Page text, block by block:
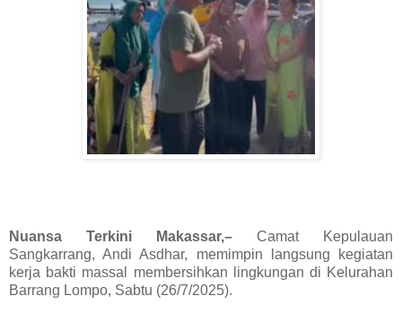
Nuansa Terkini Makassar,–
Camat Kepulauan
Sangkarrang,Andi Asdhar, memimpin langsung kegiatan
kerja bakti massal
membersihkan lingkungan di Kelurahan
Barrang Lompo, Sabtu (26/7/2025).